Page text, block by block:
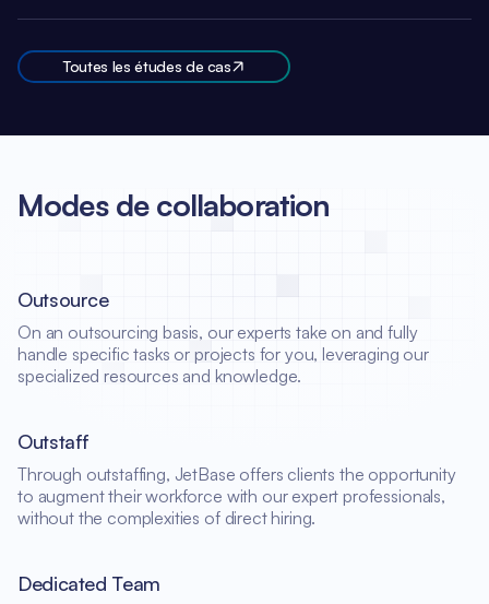
Toutes les études de cas
Modes de collaboration
Outsource
On an outsourcing basis, our experts take on and fully
handle specific tasks or projects for you, leveraging our
specialized resources and knowledge.
Outstaff
Through outstaffing, JetBase offers clients the opportunity
to augment their workforce with our expert professionals,
without the complexities of direct hiring.
Dedicated Team